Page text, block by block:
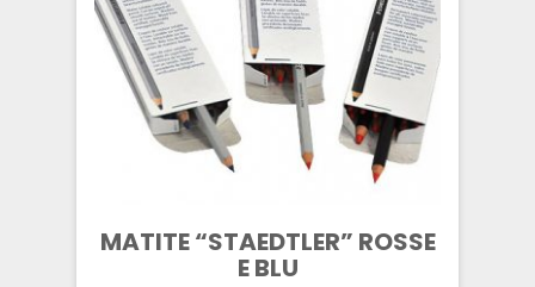
MATITE “STAEDTLER” ROSSE
E BLU